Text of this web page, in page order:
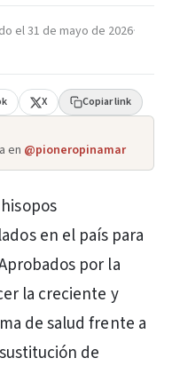
el31 de mayo de 2026·
X Copiar link
en @pioneropinamar
en el país para
por la
la creciente y
de salud frente a
de